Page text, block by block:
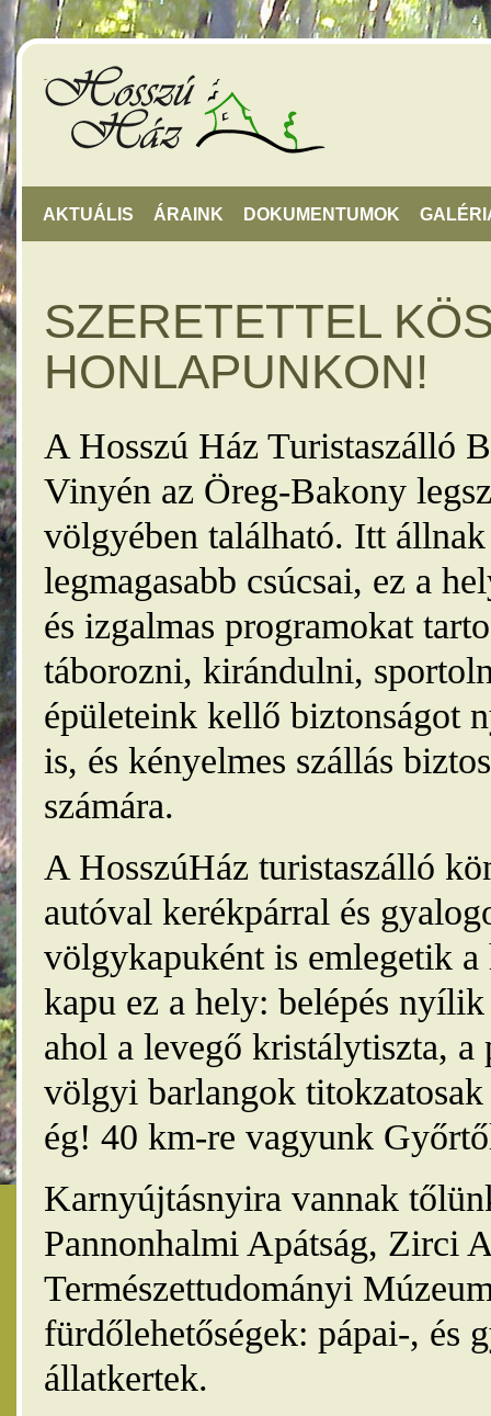
AKTUÁLIS ÁRAINK DOKUMENTUMOK
SZERETETTEL
HONLAPUNKON!
A Hosszú Ház Turistaszálló
Vinyén az Öreg-Bakony
völgyében található. Itt
legmagasabb csúcsai, ez a
és izgalmas programokat
táborozni, kirándulni,
épületeink kellő biztonságot
is, és kényelmes szállás
számára.
A HosszúHáz turistaszálló
autóval kerékpárral és
völgykapuként is emlegetik
kapu ez a hely: belépés
ahol a levegő kristálytiszta, a
völgyi barlangok
ég! 40 km-re vagyunk
Karnyújtásnyira vannak
Pannonhalmi Apátság, Zirci
Természettudományi
fürdőlehetőségek: pápai-, és
állatkertek.